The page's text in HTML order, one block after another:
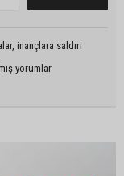
inançlara saldırı
yorumlar